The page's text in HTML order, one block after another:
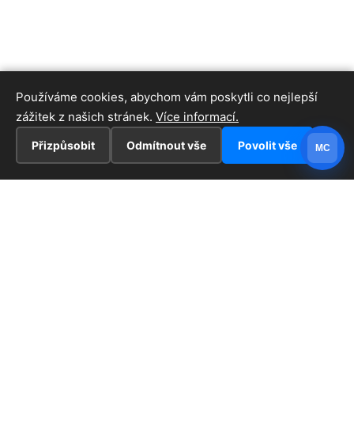
Používáme cookies, abychom vám poskytli co nejlepší
zážitek z našich stránek. Více informací.
Přizpůsobit Odmítnout vše Povolit vše MC